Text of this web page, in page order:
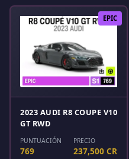
EPIC
2023 AUDI R8 COUPE V10
GT RWD
PUNTUACIÓN
769
PRECIO
237,500 CR